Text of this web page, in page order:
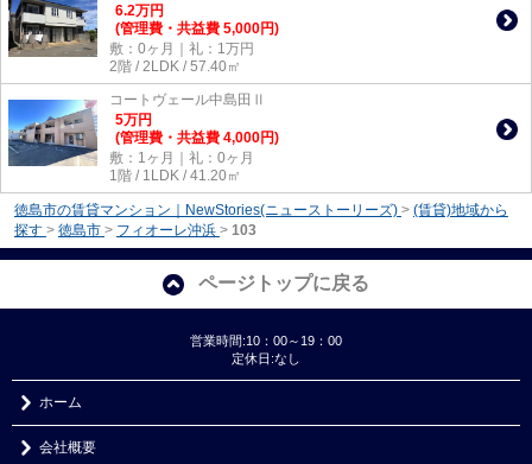
6.2万円
(管理費・共益費 5,000円)
敷：0ヶ月｜礼：1万円
2階 / 2LDK / 57.40㎡
コートヴェール中島田Ⅱ
5万円
(管理費・共益費 4,000円)
敷：1ヶ月｜礼：0ヶ月
1階 / 1LDK / 41.20㎡
徳島市の賃貸マンション｜NewStories(ニューストーリーズ) > (賃貸)地域から
探す > 徳島市 > フィオーレ沖浜 > 103
ページトップに戻る
営業時間:10：00～19：00
定休日:なし
ホーム
会社概要